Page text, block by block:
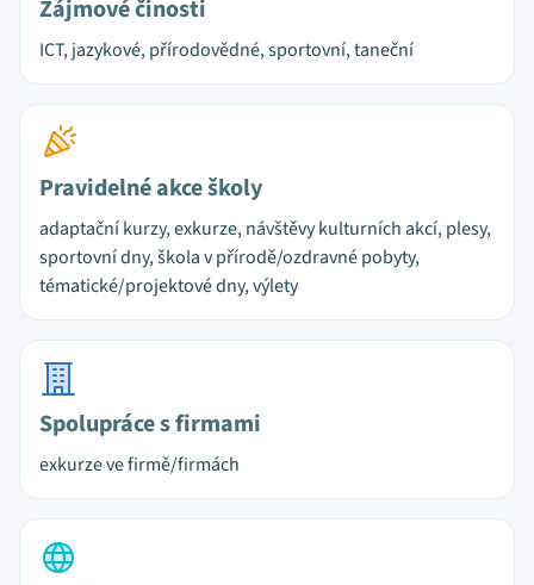
Zájmové činosti
ICT, jazykové, přírodovědné, sportovní, taneční
Pravidelné akce školy
adaptační kurzy, exkurze, návštěvy kulturních akcí, plesy,
sportovní dny, škola v přírodě/ozdravné pobyty,
tématické/projektové dny, výlety
Spolupráce s firmami
exkurze ve firmě/firmách